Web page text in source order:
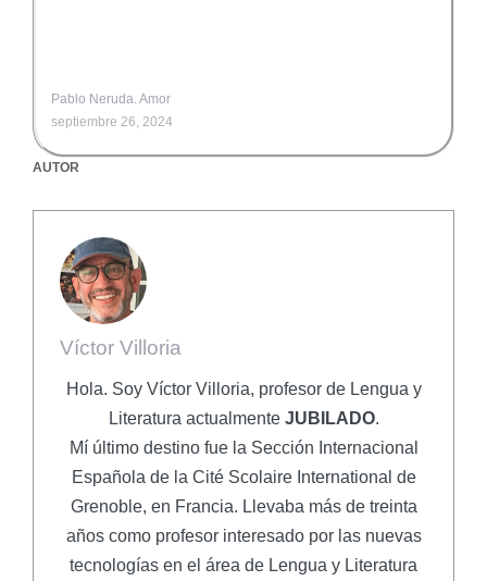
Pablo Neruda. Amor
septiembre 26, 2024
AUTOR
Víctor Villoria
Hola. Soy Víctor Villoria, profesor de Lengua y
Literatura actualmente JUBILADO.
Mí último destino fue la Sección Internacional
Española de la Cité Scolaire International de
Grenoble, en Francia. Llevaba más de treinta
años como profesor interesado por las nuevas
tecnologías en el área de Lengua y Literatura